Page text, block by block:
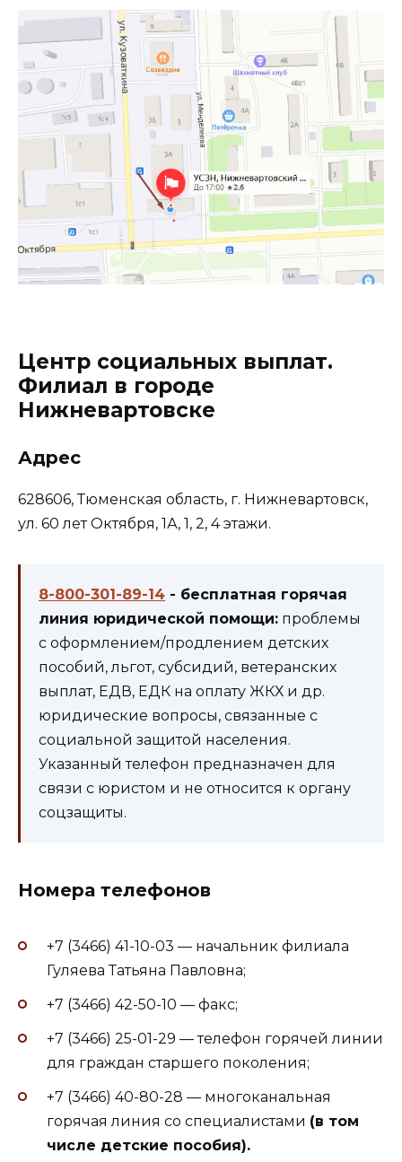
Центр социальных выплат.
Филиал в городе
Нижневартовске
Адрес
628606, Тюменская область, г. Нижневартовск,
ул. 60 лет Октября, 1А, 1, 2, 4 этажи.
8-800-301-89-14 - бесплатная горячая
линия юридической помощи: проблемы
с оформлением/продлением детских
пособий, льгот, субсидий, ветеранских
выплат, ЕДВ, ЕДК на оплату ЖКХ и др.
юридические вопросы, связанные с
социальной защитой населения.
Указанный телефон предназначен для
связи с юристом и не относится к органу
соцзащиты.
Номера телефонов
+7 (3466) 41-10-03 — начальник филиала
Гуляева Татьяна Павловна;
+7 (3466) 42-50-10 — факс;
+7 (3466) 25-01-29 — телефон горячей линии
для граждан старшего поколения;
+7 (3466) 40-80-28 — многоканальная
горячая линия со специалистами (в том
числе детские пособия).